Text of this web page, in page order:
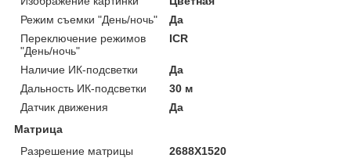
Режим съемки "День/ночь"
Да
Переключение режимов
"День/ночь"
ICR
Наличие ИК-подсветки
Да
Дальность ИК-подсветки
30 м
Датчик движения
Да
Матрица
Разрешение матрицы
2688X1520